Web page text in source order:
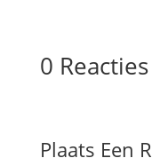
0 Reacties
Plaats Een